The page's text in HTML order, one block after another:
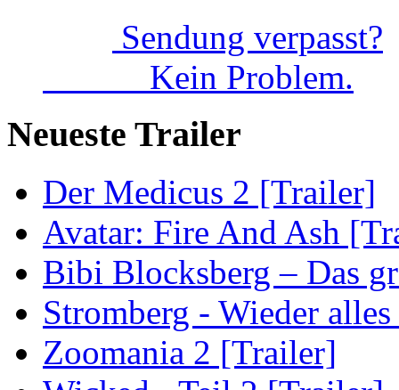
Sendung verpasst?
Kein Problem.
Neueste Trailer
Der Medicus 2 [Trailer]
Avatar: Fire And Ash
Bibi Blocksberg – Das
Stromberg - Wieder
Zoomania 2 [Trailer]